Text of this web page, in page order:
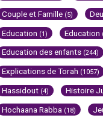
Couple et Famille (5)
Education (1) Education
Education des enfants (244)
Explications de Torah (1057)
Hassidout (4) Histoire
Hochaana Rabba (18)